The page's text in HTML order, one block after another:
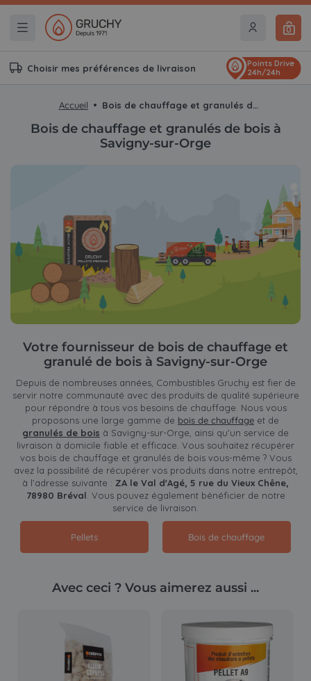
0
Choisir mes préférences de livraison
Points Drive
24h/24h
Accueil Bois de chauffage et granulés de bois à Savigny-sur-Orge
Bois de chauffage et granulés de bois à
Savigny-sur-Orge
Votre fournisseur de bois de chauffage et
granulé de bois à Savigny-sur-Orge
Depuis de nombreuses années, Combustibles Gruchy est fier de
servir notre communauté avec des produits de qualité supérieure
pour répondre à tous vos besoins de chauffage. Nous vous
proposons une large gamme de bois de chauffage et de
granulés de bois à Savigny-sur-Orge, ainsi qu'un service de
livraison à domicile fiable et efficace. Vous souhaitez récupérer
vos bois de chauffage et granulés de bois vous-même ? Vous
avez la possibilité de récupérer vos produits dans notre entrepôt,
à l’adresse suivante : ZA le Val d'Agé, 5 rue du Vieux Chêne,
78980 Bréval. Vous pouvez également bénéficier de notre
service de livraison.
Pellets Bois de chauffage
Avec ceci ? Vous aimerez aussi ...